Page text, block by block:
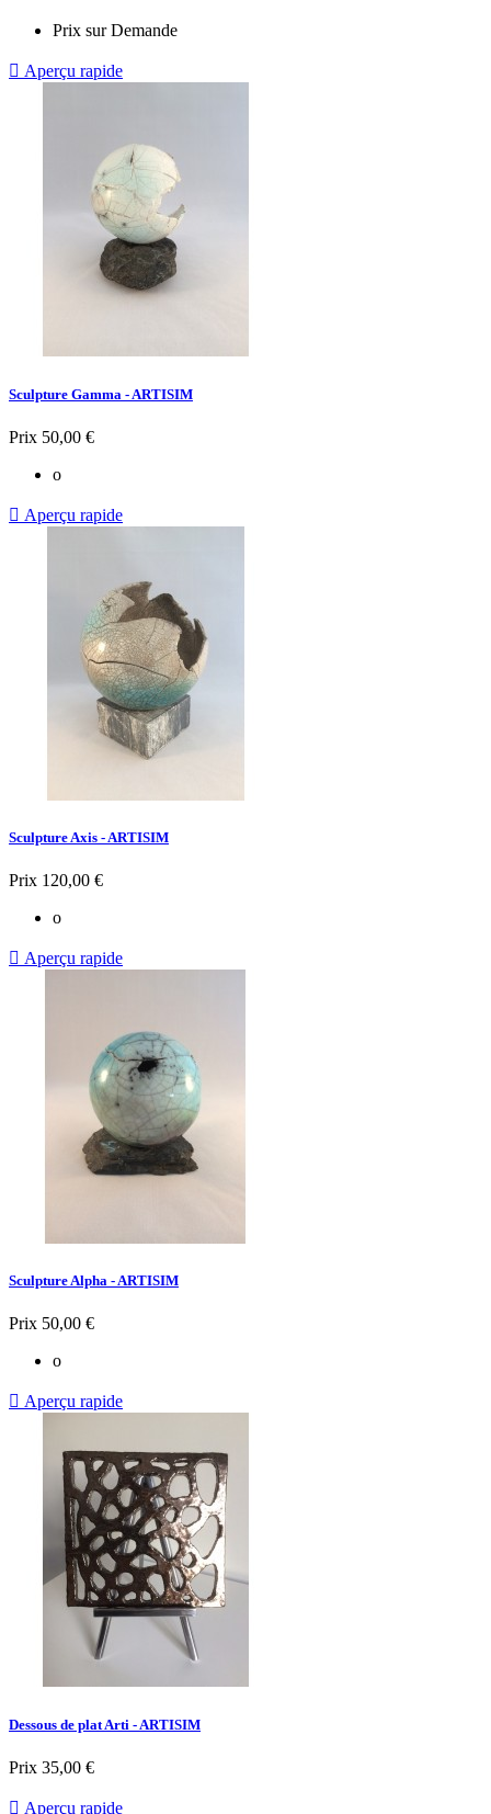
Prix sur Demande
 Aperçu rapide
Sculpture Gamma - ARTISIM
Prix 50,00 €
o
 Aperçu rapide
Sculpture Axis - ARTISIM
Prix 120,00 €
o
 Aperçu rapide
Sculpture Alpha - ARTISIM
Prix 50,00 €
o
 Aperçu rapide
Dessous de plat Arti - ARTISIM
Prix 35,00 €
 Aperçu rapide